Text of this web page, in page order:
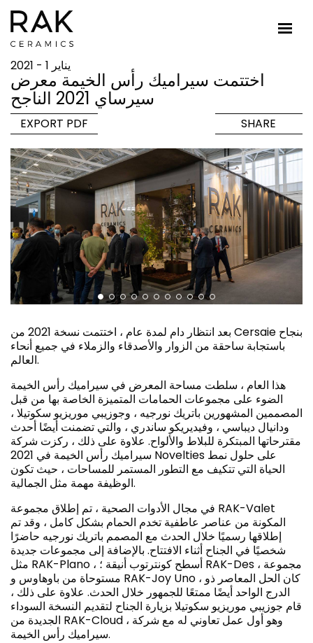
يناير 1 - 2021
اختتمت سيراميك رأس الخيمة معرض
سيرساي 2021 الناجح
EXPORT PDF SHARE
بعد انتظار دام لمدة عام ، اختتمت نسخة 2021 من Cersaie بنجاح
باستجابة ساحقة من الزوار والأصدقاء والزملاء في جميع أنحاء
العالم.
هذا العام ، سلطت مساحة المعرض في سيراميك رأس الخيمة
الضوء على مجموعات الحمامات المتميزة الخاصة بها من قبل
المصممين المشهورين باتريك نورجيه ، وجوزيبي موريزيو سكوتيلا ،
ودانيال ديباسي ، وفيديريكو ساندري ، والتي تضمنت أيضًا أحدث
مقترحاتها المبتكرة للبلاط والألواح. علاوة على ذلك ، ركزت شركة
سيراميك رأس الخيمة في 2021 Novelties على حلول نمط
الحياة التي تتكيف مع التطور المستمر للمساحات ، حيث تكون
الوظيفة مهمة مثل الجمالية.
في مجال الأدوات الصحية ، تم إطلاق مجموعة RAK-Valet
المكونة من عناصر عاطفية تخدم الحمام بشكل كامل ، وقد تم
إطلاقها رسميًا خلال الحدث مع المصمم باتريك نورجيه حاضرًا
شخصيًا في الجناح أثناء الافتتاح. بالإضافة إلى مجموعات جديدة
مثل RAK-Plano ، أسطح كونترتوب أنيقة ؛ RAK-Des ، مجموعة
مستوحاة من باوهاوس و RAK-Joy Uno ، كان الحل المعاصر ذو
الدرج الواحد أيضًا ممتعًا للجمهور خلال الحدث. علاوة على ذلك ،
قام جوزيبي موريزيو سكوتيلا بزيارة الجناح لتقديم النسخة السوداء
الجديدة من RAK-Cloud ، وهو أول عمل تعاوني له مع شركة
سيراميك رأس الخيمة.